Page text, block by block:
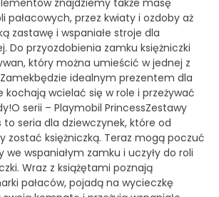
pałacowych, przez kwiaty i ozdoby aż
zastawę i wspaniałe stroje dla
Do przyozdobienia zamku księżniczki
który można umieścić w jednej z
idealnym prezentem dla
kochają wcielać się w role i przeżywać
serii – Playmobil PrincessZestawy
to seria dla dziewczynek, które od
zostać księżniczką. Teraz mogą poczuć
we wspaniałym zamku i uczyły do roli
Wraz z książętami poznają
pałaców, pojadą na wycieczkę